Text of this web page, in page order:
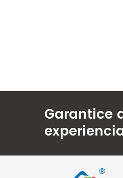
Garantice